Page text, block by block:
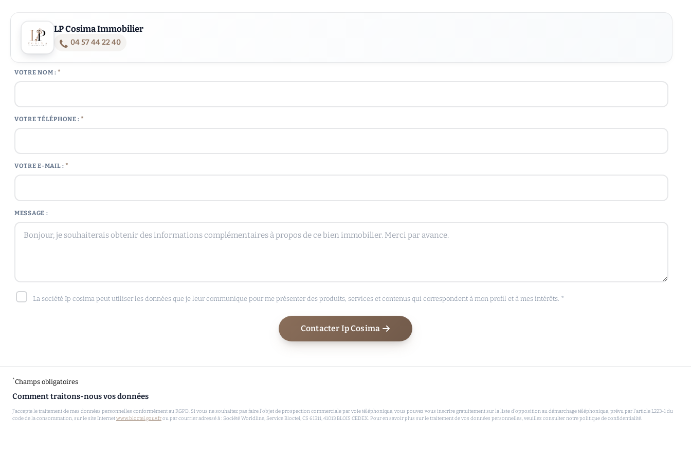
LP Cosima Immobilier
04 57 44 22 40
VOTRE NOM : *
VOTRE TÉLÉPHONE : *
VOTRE E-MAIL : *
MESSAGE :
La société Ip cosima peut utiliser les données que je leur communique pour me présenter des produits, services et contenus qui correspondent à mon profil et à mes intérêts. *
Contacter Ip Cosima
*Champs obligatoires
Comment traitons-nous vos données
J'accepte le traitement de mes données personnelles conformément au RGPD. Si vous ne souhaitez pas faire l'objet de prospection commerciale par voie téléphonique, vous pouvez vous inscrire gratuitement sur la liste d'opposition au démarchage téléphonique, prévu par l'article L223-1 du
code de la consommation, sur le site Internetwww.bloctel.gouv.frou par courrier adressé à : Société Worldline, Service Bloctel, CS 61311, 41013 BLOIS CEDEX. Pour en savoir plus sur le traitement de vos données personnelles, veuillez consulter notre politique de confidentialité.